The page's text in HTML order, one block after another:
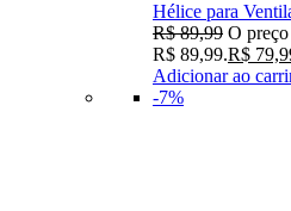
Hélice para
R$89,99 O
R$ 89,99.R$
Adicionar ao
-7%